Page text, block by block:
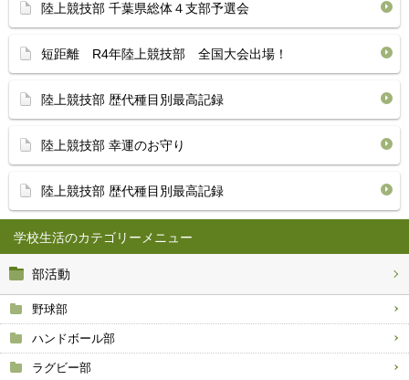
学校生活
部活動
野球部
ハンドボール部
ラグビー部
陸上競技部 千葉県総体４支部予選会
短距離 R4年陸上競技部 全国大会出場！
陸上競技部 歴代種目別最高記録
陸上競技部 幸運のお守り
陸上競技部 歴代種目別最高記録